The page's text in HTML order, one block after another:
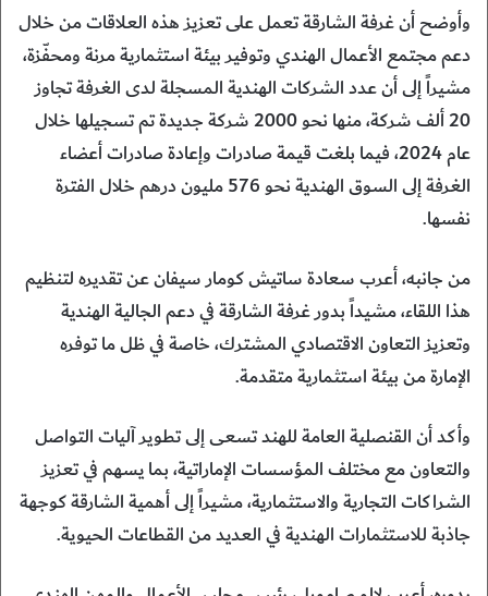
وأوضح أن غرفة الشارقة تعمل على تعزيز هذه العلاقات من خلال
دعم مجتمع الأعمال الهندي وتوفير بيئة استثمارية مرنة ومحفّزة،
مشيراً إلى أن عدد الشركات الهندية المسجلة لدى الغرفة تجاوز
20 ألف شركة، منها نحو 2000 شركة جديدة تم تسجيلها خلال
عام 2024، فيما بلغت قيمة صادرات وإعادة صادرات أعضاء
الغرفة إلى السوق الهندية نحو 576 مليون درهم خلال الفترة
نفسها.
من جانبه، أعرب سعادة ساتيش كومار سيفان عن تقديره لتنظيم
هذا اللقاء، مشيداً بدور غرفة الشارقة في دعم الجالية الهندية
وتعزيز التعاون الاقتصادي المشترك، خاصة في ظل ما توفره
الإمارة من بيئة استثمارية متقدمة.
وأكد أن القنصلية العامة للهند تسعى إلى تطوير آليات التواصل
والتعاون مع مختلف المؤسسات الإماراتية، بما يسهم في تعزيز
الشراكات التجارية والاستثمارية، مشيراً إلى أهمية الشارقة كوجهة
جاذبة للاستثمارات الهندية في العديد من القطاعات الحيوية.